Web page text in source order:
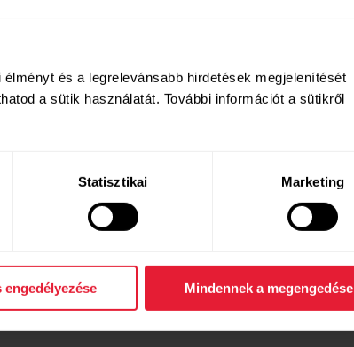
és a legrelevánsabb hirdetések megjelenítését
a sütik használatát. További információt a sütikről
Statisztikai Marketing
engedélyezése Mindennek a megengedése